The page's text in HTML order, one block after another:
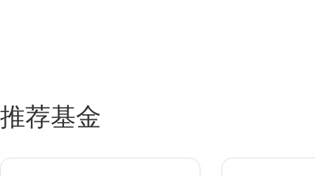
推荐基金